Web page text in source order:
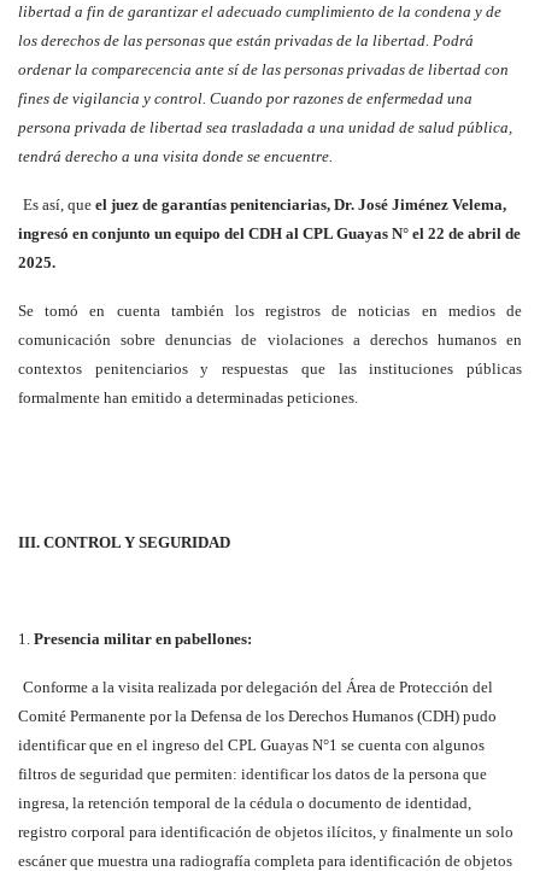
libertad a fin de garantizar el adecuado cumplimiento de la condena y de
los derechos de las personas que están privadas de la libertad. Podrá
ordenar la comparecencia ante sí de las personas privadas de libertad con
fines de vigilancia y control. Cuando por razones de enfermedad una
persona privada de libertad sea trasladada a una unidad de salud pública,
tendrá derecho a una visita donde se encuentre.
Es así, que el juez de garantías penitenciarias, Dr. José Jiménez Velema,
ingresó en conjunto un equipo del CDH al CPL Guayas N° el 22 de abril de
2025.
Se tomó en cuenta también los registros de noticias en medios de
comunicación sobre denuncias de violaciones a derechos humanos en
contextos penitenciarios y respuestas que las instituciones públicas
formalmente han emitido a determinadas peticiones.
III. CONTROL Y SEGURIDAD
1. Presencia militar en pabellones:
Conforme a la visita realizada por delegación del Área de Protección del
Comité Permanente por la Defensa de los Derechos Humanos (CDH) pudo
identificar que en el ingreso del CPL Guayas N°1 se cuenta con algunos
filtros de seguridad que permiten: identificar los datos de la persona que
ingresa, la retención temporal de la cédula o documento de identidad,
registro corporal para identificación de objetos ilícitos, y finalmente un solo
escáner que muestra una radiografía completa para identificación de objetos